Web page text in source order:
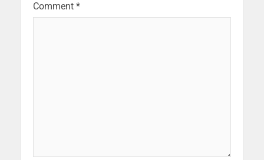
Comment *